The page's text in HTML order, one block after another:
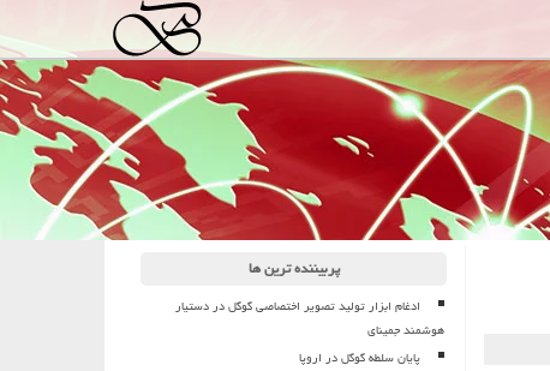
پربیننده ترین ها
ادغام ابزار تولید تصویر اختصاصی گوگل در دستیار
هوشمند جمینای
پایان سلطه گوگل در اروپا